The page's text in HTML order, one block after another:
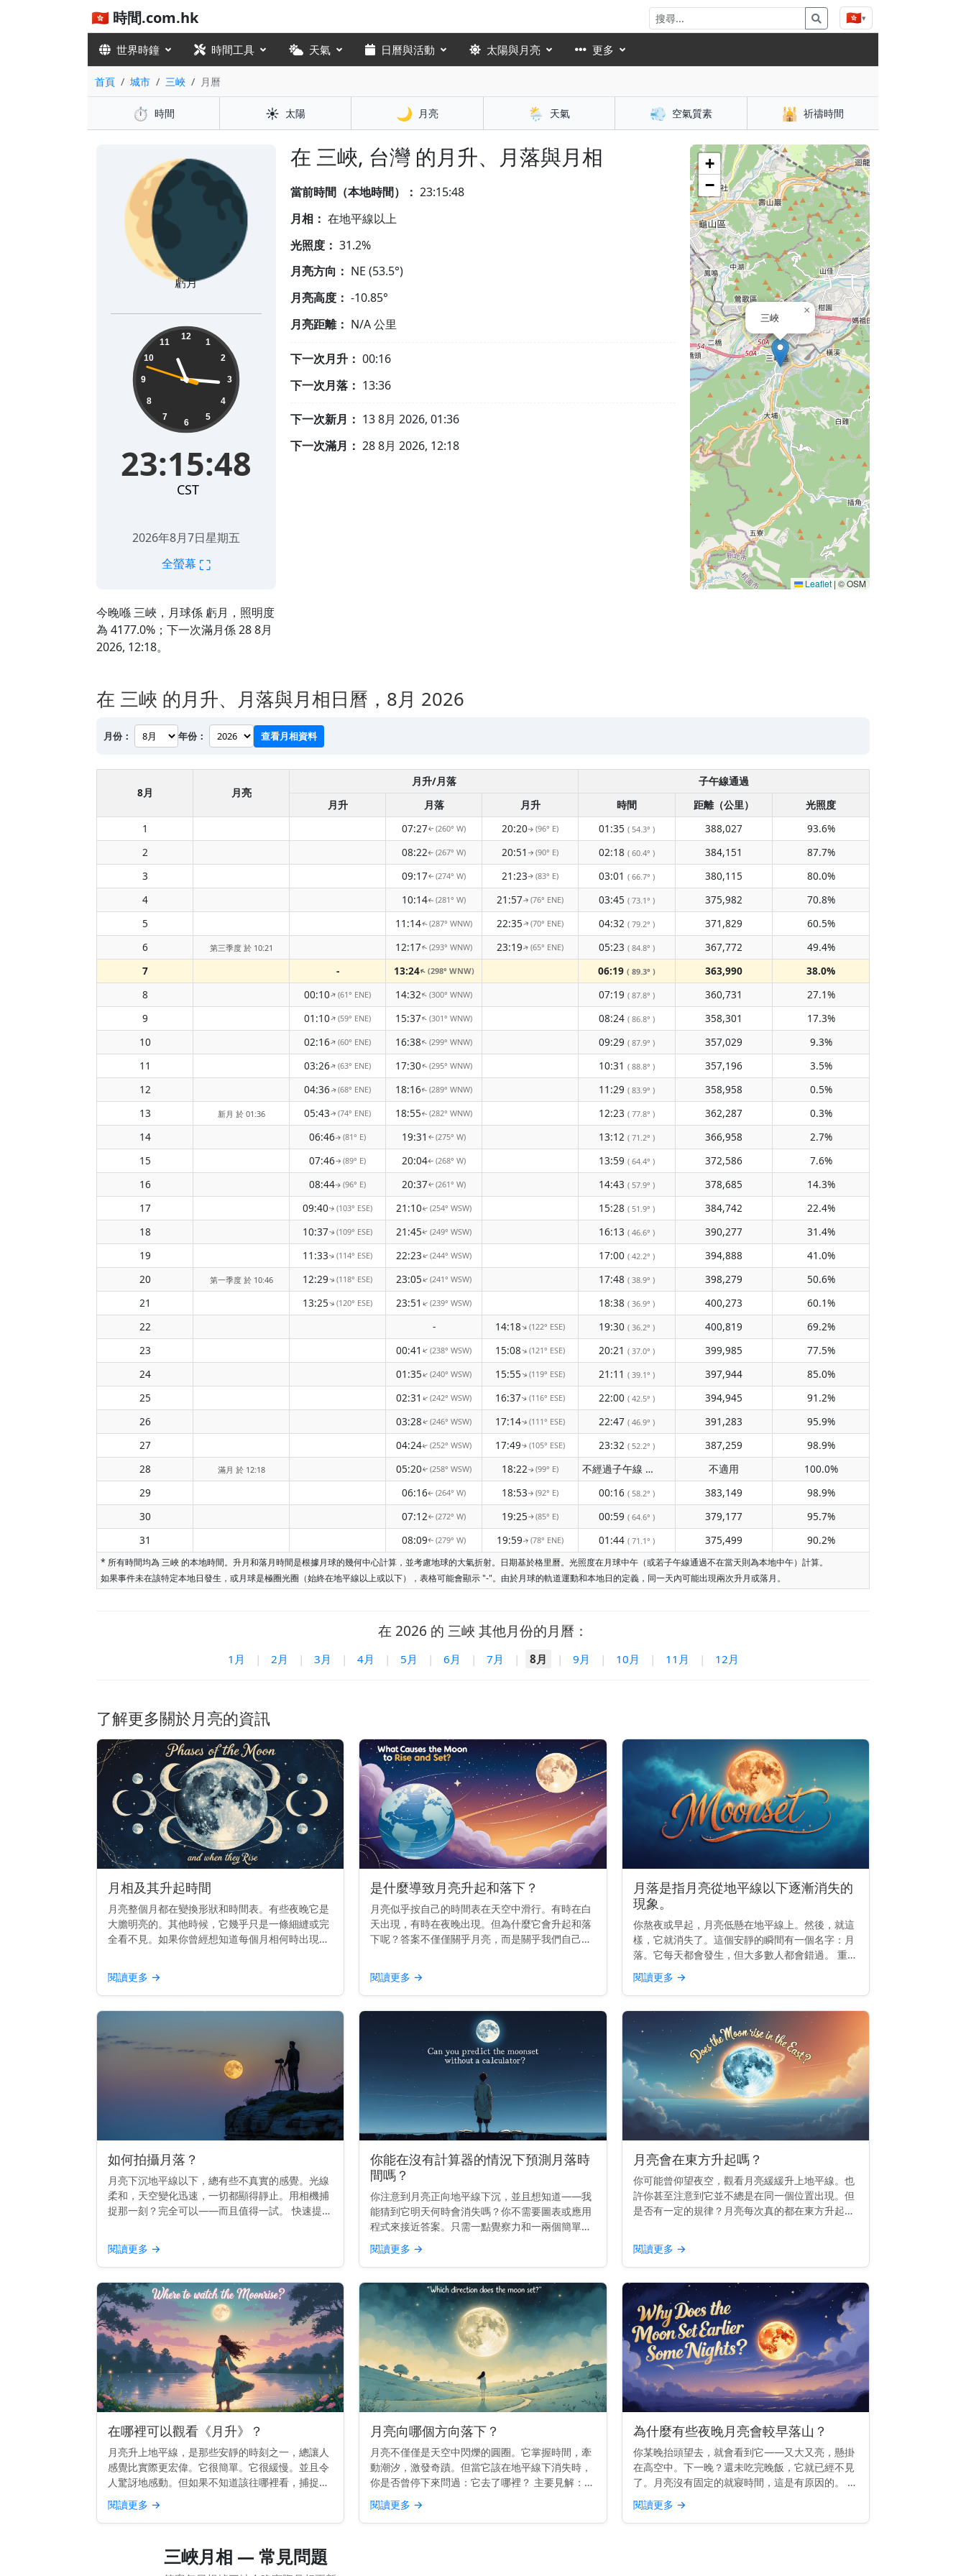
🇭🇰 時間.com.hk 🇭🇰▾
世界時鐘 時間工具 天氣 日曆與活動 太陽與月亮 更多
首頁 城市 三峽 月曆
⏱️ 時間 ☀️ 太陽 🌙 月亮 🌦️ 天氣 💨 空氣質素 🕌 祈禱時間
在 三峽, 台灣 的月升、月落與月相
今晚喺 三峽，月球係 虧月，照明度
為 4177.0%；下一次滿月係 28 8月
2026, 12:18。
🌘
虧月
23:15:49 12
1
2
3
4
5
6
7
8
9
10
11
23:15:49
CST
2026年8月7日星期五
全螢幕 ⛶
當前時間（本地時間）： 23:15:49
月相： 在地平線以上
光照度： 31.2%
月亮方向： NE (53.5°)
月亮高度： -10.85°
月亮距離： N/A公里
下一次月升： 00:16
下一次月落： 13:36
下一次新月： 13 8月 2026, 01:36
下一次滿月： 28 8月 2026, 12:18
三峽
×
+
−
Leaflet | © OSM
在 三峽 的月升、月落與月相日曆，8月 2026
月份： 年份： 查看月相資料
8月 月亮
月升/月落
子午線通過
月升
月落 月升 時間 距離（公里）
光照度
1
07:27↑(260° W) 20:20↑(96° E) 01:35 ( 54.3° ) 388,027
93.6%
2
08:22↑(267° W) 20:51 ↑ (90° E) 02:18 ( 60.4° ) 384,151
87.7%
3
09:17↑(274° W) 21:23↑(83° E) 03:01 ( 66.7° ) 380,115
80.0%
4
10:14↑(281° W) 21:57↑(76° ENE) 03:45 ( 73.1° ) 375,982
70.8%
5
11:14↑(287° WNW) 22:35↑(70° ENE) 04:32 ( 79.2° ) 371,829
60.5%
6
第三季度 於 10:21 12:17↑(293° WNW) 23:19↑(65° ENE) 05:23 ( 84.8° ) 367,772
49.4%
7
- 13:24↑(298° WNW) 06:19 ( 89.3° ) 363,990
38.0%
8
00:10↑(61° ENE) 14:32↑(300° WNW) 07:19 ( 87.8° ) 360,731
27.1%
9
01:10↑(59° ENE) 15:37↑(301° WNW) 08:24 ( 86.8° ) 358,301
17.3%
10
02:16↑(60° ENE) 16:38↑(299° WNW) 09:29 ( 87.9° ) 357,029
9.3%
11
03:26↑(63° ENE) 17:30↑(295° WNW) 10:31 ( 88.8° ) 357,196
3.5%
12
04:36↑(68° ENE) 18:16↑(289° WNW) 11:29 ( 83.9° ) 358,958
0.5%
13
新月 於 01:36 05:43↑(74° ENE) 18:55↑(282° WNW) 12:23 ( 77.8° ) 362,287
0.3%
14
06:46↑(81° E) 19:31 ↑(275° W) 13:12 ( 71.2° ) 366,958
2.7%
15
07:46↑(89° E) 20:04↑(268° W) 13:59 ( 64.4° ) 372,586
7.6%
16
08:44↑(96° E) 20:37↑(261° W) 14:43 ( 57.9° ) 378,685
14.3%
17
09:40↑(103° ESE) 21:10↑(254° WSW) 15:28 ( 51.9° ) 384,742
22.4%
18
10:37↑(109° ESE) 21:45↑(249° WSW) 16:13 ( 46.6° ) 390,277
31.4%
19
11:33↑(114° ESE) 22:23↑(244° WSW) 17:00 ( 42.2° ) 394,888
41.0%
20
第一季度 於 10:46 12:29↑(118° ESE) 23:05↑(241° WSW) 17:48 ( 38.9° ) 398,279
50.6%
21
13:25↑(120° ESE) 23:51↑(239° WSW) 18:38 ( 36.9° ) 400,273
60.1%
22
- 14:18↑(122° ESE) 19:30 ( 36.2° ) 400,819
69.2%
23
00:41↑(238° WSW) 15:08↑(121° ESE) 20:21 ( 37.0° ) 399,985
77.5%
24
01:35↑(240° WSW) 15:55↑(119° ESE) 21:11 ( 39.1° ) 397,944
85.0%
25
02:31 ↑(242° WSW) 16:37↑(116° ESE) 22:00 ( 42.5° ) 394,945
91.2%
26
03:28↑(246° WSW) 17:14↑(111° ESE) 22:47 ( 46.9° ) 391,283
95.9%
27
04:24↑(252° WSW) 17:49↑(105° ESE) 23:32 ( 52.2° ) 387,259
98.9%
28
滿月 於 12:18 05:20↑(258° WSW) 18:22↑(99° E) 不經過子午線
( 不適用 ) 不適用
100.0%
29
06:16↑(264° W) 18:53↑(92° E) 00:16 ( 58.2° ) 383,149
98.9%
30
07:12↑(272° W) 19:25↑(85° E) 00:59 ( 64.6° ) 379,177
95.7%
31
08:09↑(279° W) 19:59↑(78° ENE) 01:44 ( 71.1° ) 375,499 90.2%
* 所有時間均為 三峽 的本地時間。升月和落月時間是根據月球的幾何中心計算，並考慮地球的大氣折射。日期基於格里曆。光照度在月球中午（或若子午線通過不在當天則為本地中午）計算。
如果事件未在該特定本地日發生，或月球是極圈光圈（始終在地平線以上或以下），表格可能會顯示 "-"。由於月球的軌道運動和本地日的定義，同一天內可能出現兩次升月或落月。
在 2026 的 三峽 其他月份的月曆：
1月 | 2月 | 3月 | 4月 | 5月 | 6月 | 7月 | 8月 | 9月 | 10月 | 11月 | 12月
了解更多關於月亮的資訊
月相及其升起時間
月亮整個月都在變換形狀和時間表。有些夜晚它是
大膽明亮的。其他時候，它幾乎只是一條細縫或完
全看不見。如果你曾經想知道每個月相何時出現在
點提示： 每個月相的升起時間都不同——從日出到
日落——這取決於...
閱讀更多 →
是什麼導致月亮升起和落下？
月亮似乎按自己的時間表在天空中滑行。有時在白
天出現，有時在夜晚出現。但為什麼它會升起和落
下呢？答案不僅僅關乎月亮，而是關乎我們自己。
——而不是因為月亮移動得那麼快。 它真正移動的
原因 地球每24...
閱讀更多 →
月落是指月亮從地平線以下逐漸消失的
現象。
你熬夜或早起，月亮低懸在地平線上。然後，就這
樣，它就消失了。這個安靜的瞬間有一個名字：月
落。它每天都會發生，但大多數人都會錯過。 重點
提示： 月落是指月亮滑落到西方地平線以下，就像
日落一樣，但較為柔和。 月落的運作原理 地球由
西向東旋轉。由...
閱讀更多 →
如何拍攝月落？
月亮下沉地平線以下，總有些不真實的感覺。光線
柔和，天空變化迅速，一切都顯得靜止。用相機捕
捉那一刻？完全可以——而且值得一試。 快速提
月落應用程式或日曆來規劃時間。 時間掌握一切
最佳的月落照片通...
閱讀更多 →
你能在沒有計算器的情況下預測月落時
間嗎？
你注意到月亮正向地平線下沉，並且想知道——我
能猜到它明天何時會消失嗎？你不需要圖表或應用
程式來接近答案。只需一點覺察力和一兩個簡單的
技巧。 主要見解： 你可以通過知道今天的月落時
間，並減去大約50分鐘來估算明天的月落時間。
月亮的每日漂移 ...
閱讀更多 →
月亮會在東方升起嗎？
你可能曾仰望夜空，觀看月亮緩緩升上地平線。也
許你甚至注意到它並不總是在同一個位置出現。但
是否有一定的規律？月亮每次真的都在東方升起
非常接近東方——就像太陽一樣。 為什麼月亮會跟
隨東方 這一切都與...
閱讀更多 →
在哪裡可以觀看《月升》？
月亮升上地平線，是那些安靜的時刻之一，總讓人
感覺比實際更宏偉。它很簡單。它很緩慢。並且令
人驚訝地感動。但如果不知道該往哪裡看，捕捉它
並不總是那麼容易。 快速提示： 向東方望去，視
野要清楚。較高的地勢或面向開闊天空的海灘效果
最佳。 為何這個位...
閱讀更多 →
月亮向哪個方向落下？
月亮不僅僅是天空中閃爍的圓圈。它掌握時間，牽
動潮汐，激發奇蹟。但當它該在地平線下消失時，
你是否曾停下來問過：它去了哪裡？ 主要見解：
月亮在西方落下，就像太陽一樣。但每晚的確切位
置會略有變化。 為什麼月亮會在西方落下 地球由
西向東旋轉。這就...
閱讀更多 →
為什麼有些夜晚月亮會較早落山？
你某晚抬頭望去，就會看到它——又大又亮，懸掛
在高空中。下一晚？還未吃完晚飯，它就已經不見
了。月亮沒有固定的就寢時間，這是有原因的。 快
速見解： 有些夜晚月亮較早落山，是因為它的軌道
使它每天升起時間大約晚50分鐘——因此相較於前
一晚，它較早落...
閱讀更多 →
三峽月相 — 常見問題